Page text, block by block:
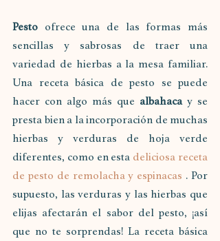
Pesto ofrece una de las formas más
sencillas y sabrosas de traer una
variedad de hierbas a la mesa familiar.
Una receta básica de pesto se puede
hacer con algo más que albahaca y se
presta bien a la incorporación de muchas
hierbas y verduras de hoja verde
diferentes, como en esta deliciosa receta
de pesto de remolacha y espinacas . Por
supuesto, las verduras y las hierbas que
elijas afectarán el sabor del pesto, ¡así
que no te sorprendas! La receta básica